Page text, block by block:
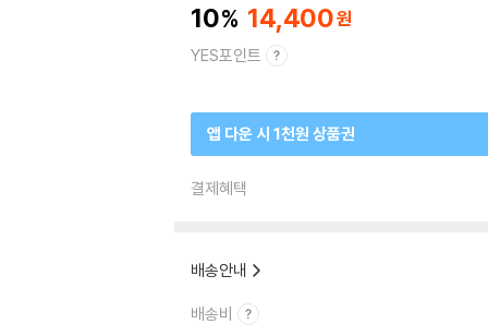
10 14,400
YES포인트
앱 다운 시 1천원 상품권
결제혜택
배송안내
배송비